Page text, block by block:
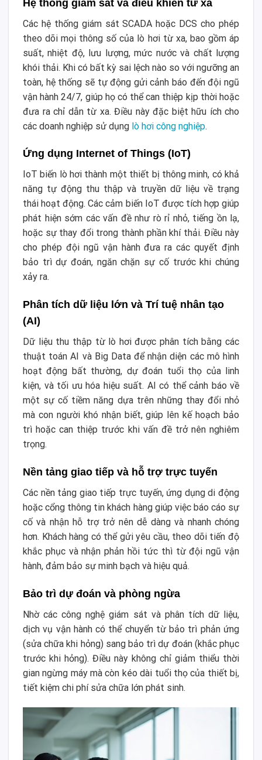
Hệ thống giám sát và điều khiển từ xa
Các hệ thống giám sát SCADA hoặc DCS cho phép
theo dõi mọi thông số của lò hơi từ xa, bao gồm áp
suất, nhiệt độ, lưu lượng, mức nước và chất lượng
khói thải. Khi có bất kỳ sai lệch nào so với ngưỡng an
toàn, hệ thống sẽ tự động gửi cảnh báo đến đội ngũ
vận hành 24/7, giúp họ có thể can thiệp kịp thời hoặc
đưa ra chỉ dẫn từ xa. Điều này đặc biệt hữu ích cho
các doanh nghiệp sử dụng lò hơi công nghiệp.
Ứng dụng Internet of Things (IoT)
IoT biến lò hơi thành một thiết bị thông minh, có khả
năng tự động thu thập và truyền dữ liệu về trạng
thái hoạt động. Các cảm biến IoT được tích hợp giúp
phát hiện sớm các vấn đề như rò rỉ nhỏ, tiếng ồn lạ,
hoặc sự thay đổi trong thành phần khí thải. Điều này
cho phép đội ngũ vận hành đưa ra các quyết định
bảo trì dự đoán, ngăn chặn sự cố trước khi chúng
xảy ra.
Phân tích dữ liệu lớn và Trí tuệ nhân tạo
(AI)
Dữ liệu thu thập từ lò hơi được phân tích bằng các
thuật toán AI và Big Data để nhận diện các mô hình
hoạt động bất thường, dự đoán tuổi thọ của linh
kiện, và tối ưu hóa hiệu suất. AI có thể cảnh báo về
một sự cố tiềm năng dựa trên những thay đổi nhỏ
mà con người khó nhận biết, giúp lên kế hoạch bảo
trì hoặc can thiệp trước khi vấn đề trở nên nghiêm
trọng.
Nền tảng giao tiếp và hỗ trợ trực tuyến
Các nền tảng giao tiếp trực tuyến, ứng dụng di động
hoặc cổng thông tin khách hàng giúp việc báo cáo sự
cố và nhận hỗ trợ trở nên dễ dàng và nhanh chóng
hơn. Khách hàng có thể gửi yêu cầu, theo dõi tiến độ
khắc phục và nhận phản hồi tức thì từ đội ngũ vận
hành, đảm bảo sự minh bạch và hiệu quả.
Bảo trì dự đoán và phòng ngừa
Nhờ các công nghệ giám sát và phân tích dữ liệu,
dịch vụ vận hành có thể chuyển từ bảo trì phản ứng
(sửa chữa khi hỏng) sang bảo trì dự đoán (khắc phục
trước khi hỏng). Điều này không chỉ giảm thiểu thời
gian ngừng máy mà còn kéo dài tuổi thọ của thiết bị,
tiết kiệm chi phí sửa chữa lớn phát sinh.